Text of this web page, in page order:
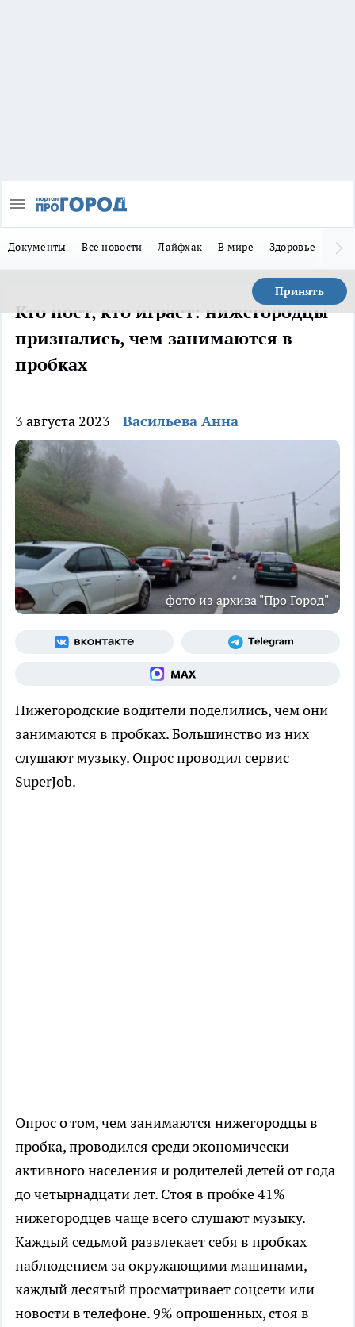
Документы Все новости Лайфхак В мире Здоровье
Принять
Кто поет, кто играет: нижегородцы
признались, чем занимаются в
пробках
3 августа 2023 Васильева Анна
фото из архива "Про Город"
Нижегородские водители поделились, чем они
занимаются в пробках. Большинство из них
слушают музыку. Опрос проводил сервис
SuperJob.
Опрос о том, чем занимаются нижегородцы в
пробка, проводился среди экономически
активного населения и родителей детей от года
до четырнадцати лет. Стоя в пробке 41%
нижегородцев чаще всего слушают музыку.
Каждый седьмой развлекает себя в пробках
наблюдением за окружающими машинами,
каждый десятый просматривает соцсети или
новости в телефоне. 9% опрошенных, стоя в